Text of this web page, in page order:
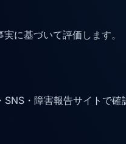
に基づいて評価します。
・障害報告サイトで確